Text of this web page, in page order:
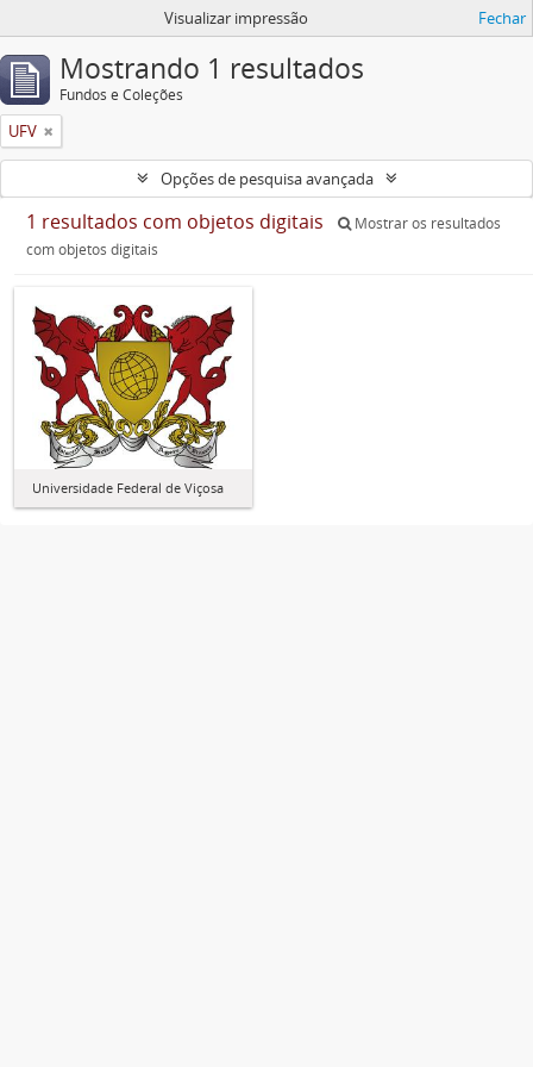
Visualizar impressão Fechar
Mostrando 1 resultados
Fundos e Coleções
UFV
Opções de pesquisa avançada
1 resultados com objetos digitais
Mostrar os resultados
com objetos digitais
Universidade Federal de Viçosa